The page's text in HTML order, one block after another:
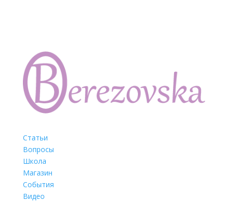
Статьи
Вопросы
Школа
Магазин
События
Видео